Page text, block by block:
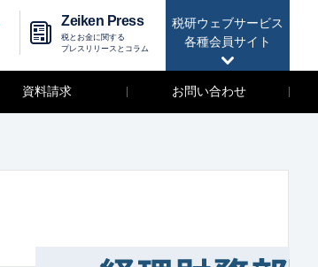
税研ウェブサービス
各種会員サイト
Zeiken Press
税とお金に関する
プレスリリースとコラム
資料請求 お問い合わせ